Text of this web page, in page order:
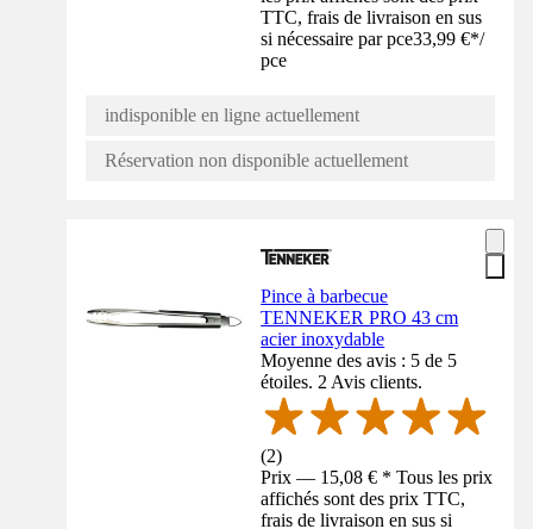
TTC, frais de livraison en sus
si nécessaire par pce33,99 €*/
pce
indisponible en ligne actuellement
Réservation non disponible actuellement
Pince à barbecue
TENNEKER PRO 43 cm
acier inoxydable
Moyenne des avis : 5 de 5
étoiles. 2 Avis clients.
(2)
Prix — 15,08 € * Tous les prix
affichés sont des prix TTC,
frais de livraison en sus si